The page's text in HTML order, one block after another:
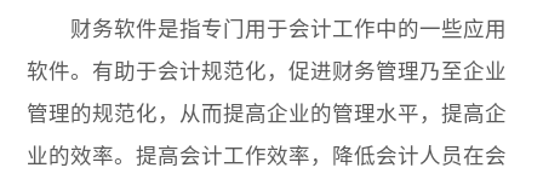
财务软件是指专门用于会计工作中的一些应用
软件。有助于会计规范化，促进财务管理乃至企业
管理的规范化，从而提高企业的管理水平，提高企
业的效率。提高会计工作效率，降低会计人员在会